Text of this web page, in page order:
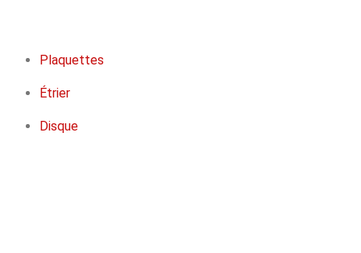
Plaquettes
Étrier
Disque